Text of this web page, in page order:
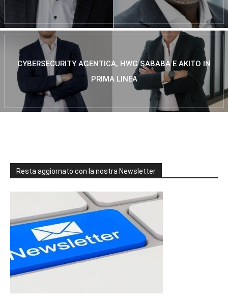
CYBERSECURITY AGENTICA, HWG SABABA E AKITO IN
PRIMA LINEA
Resta aggiornato con la nostra Newsletter